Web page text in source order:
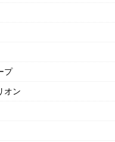
プ
オン